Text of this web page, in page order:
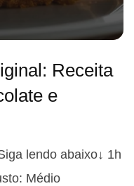
Receita
e
lendo abaixo↓ 1h
Médio